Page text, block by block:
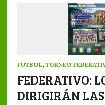
FUTBOL, TORNEO
FEDERATIVO:
DIRIGIRÁN